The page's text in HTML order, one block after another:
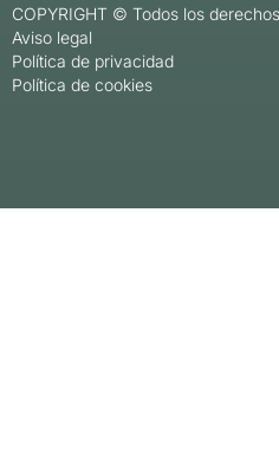
COPYRIGHT © Todos los
Aviso legal
Política de privacidad
Política de cookies